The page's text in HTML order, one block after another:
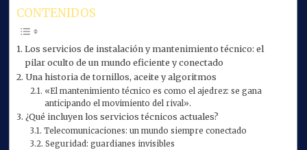
CONTENIDOS
Los servicios de instalación y mantenimiento técnico: el
pilar oculto de un mundo eficiente y conectado
Una historia de tornillos, aceite y algoritmos
«El mantenimiento técnico es como el ajedrez: se gana
anticipando el movimiento del rival».
¿Qué incluyen los servicios técnicos actuales?
Telecomunicaciones: un mundo siempre conectado
Seguridad: guardianes invisibles